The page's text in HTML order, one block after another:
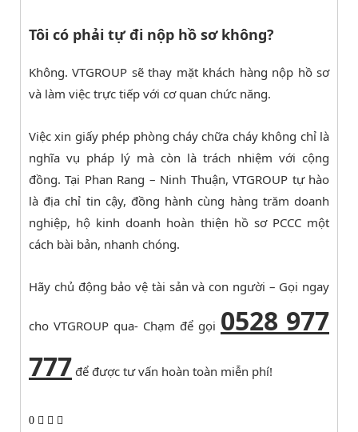
Tôi có phải tự đi nộp hồ sơ không?
Không. VTGROUP sẽ thay mặt khách hàng nộp hồ sơ
và làm việc trực tiếp với cơ quan chức năng.
Việc xin giấy phép phòng cháy chữa cháy không chỉ là
nghĩa vụ pháp lý mà còn là trách nhiệm với cộng
đồng. Tại Phan Rang – Ninh Thuận, VTGROUP tự hào
là địa chỉ tin cậy, đồng hành cùng hàng trăm doanh
nghiệp, hộ kinh doanh hoàn thiện hồ sơ PCCC một
cách bài bản, nhanh chóng.
Hãy chủ động bảo vệ tài sản và con người – Gọi ngay
cho VTGROUP qua- Chạm để gọi 0528 977
777 để được tư vấn hoàn toàn miễn phí!
0